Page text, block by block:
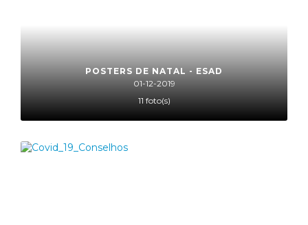
POSTERS DE NATAL - ESAD
01-12-2019
11 foto(s)